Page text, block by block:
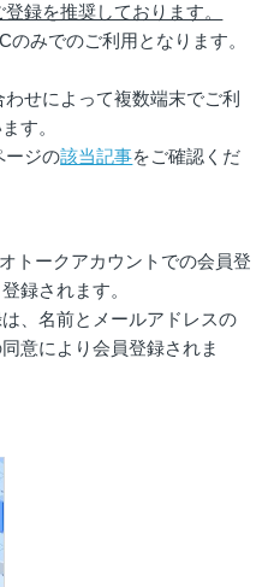
録を推奨しております。
みでのご利用となります。
せによって複数端末でご利
す。
ージの該当記事をご確認くだ
トークアカウントでの会員登
録されます。
、名前とメールアドレスの
意により会員登録されま